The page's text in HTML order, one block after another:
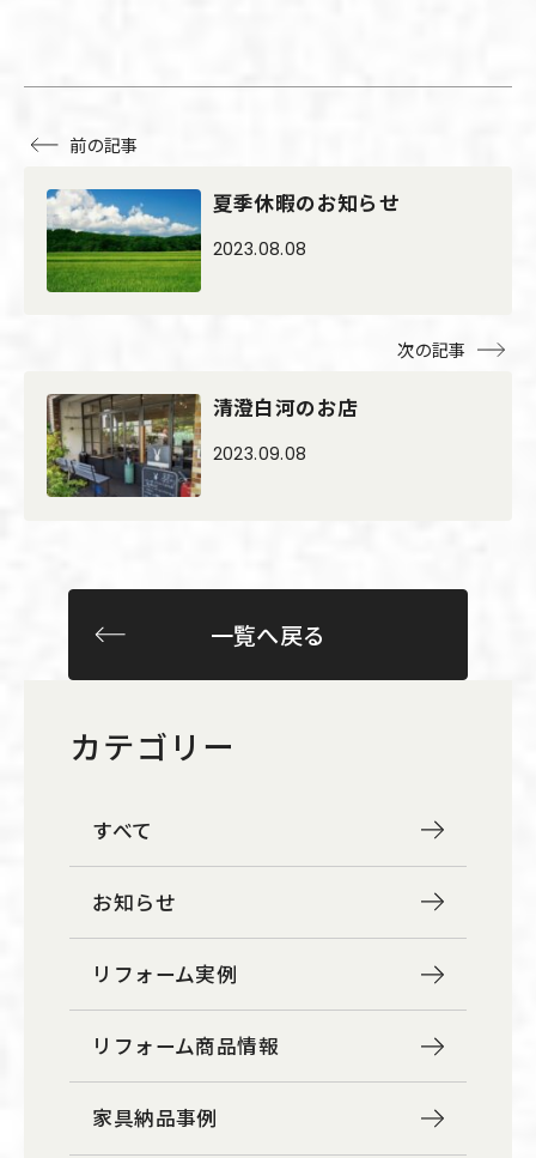
カテゴリー
すべて
お知らせ
リフォーム実例
リフォーム商品情報
家具納品事例
前の記事
夏季休暇のお知らせ
2023.08.08
次の記事
清澄白河のお店
2023.09.08
一覧へ戻る